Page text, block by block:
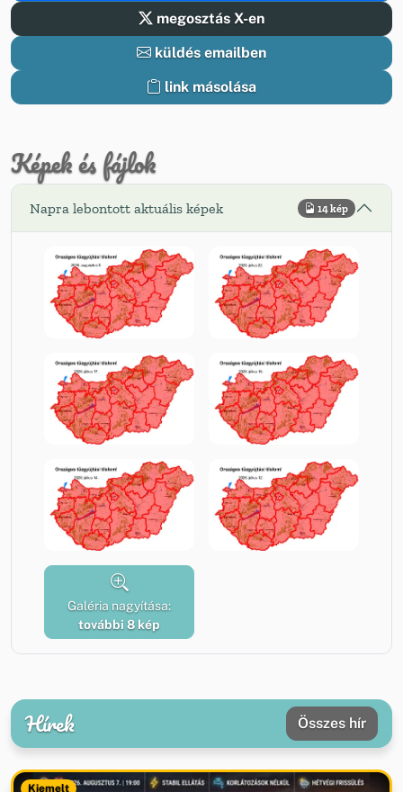
megosztás X-en
küldés emailben
link másolása
Képek és fájlok
Napra lebontott aktuális képek 14 kép
Galéria nagyítása:
további 8 kép
Hírek Összes hír
Kiemelt